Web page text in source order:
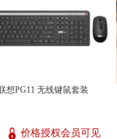
想PG11 无线键鼠套装
价格授权会员可见